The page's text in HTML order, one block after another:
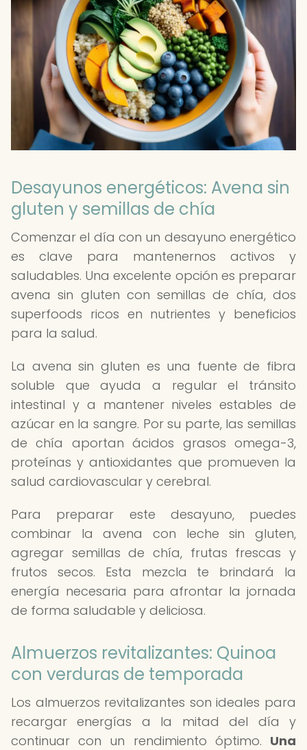
Desayunos energéticos: Avena sin
gluten y semillas de chía
Comenzar el día con un desayuno energético
es clave para mantenernos activos y
saludables. Una excelente opción es preparar
avena sin gluten con semillas de chía, dos
superfoods ricos en nutrientes y beneficios
para la salud.
La avena sin gluten es una fuente de fibra
soluble que ayuda a regular el tránsito
intestinal y a mantener niveles estables de
azúcar en la sangre. Por su parte, las semillas
de chía aportan ácidos grasos omega-3,
proteínas y antioxidantes que promueven la
salud cardiovascular y cerebral.
Para preparar este desayuno, puedes
combinar la avena con leche sin gluten,
agregar semillas de chía, frutas frescas y
frutos secos. Esta mezcla te brindará la
energía necesaria para afrontar la jornada
de forma saludable y deliciosa.
Almuerzos revitalizantes: Quinoa
con verduras de temporada
Los almuerzos revitalizantes son ideales para
recargar energías a la mitad del día y
continuar con un rendimiento óptimo. Una